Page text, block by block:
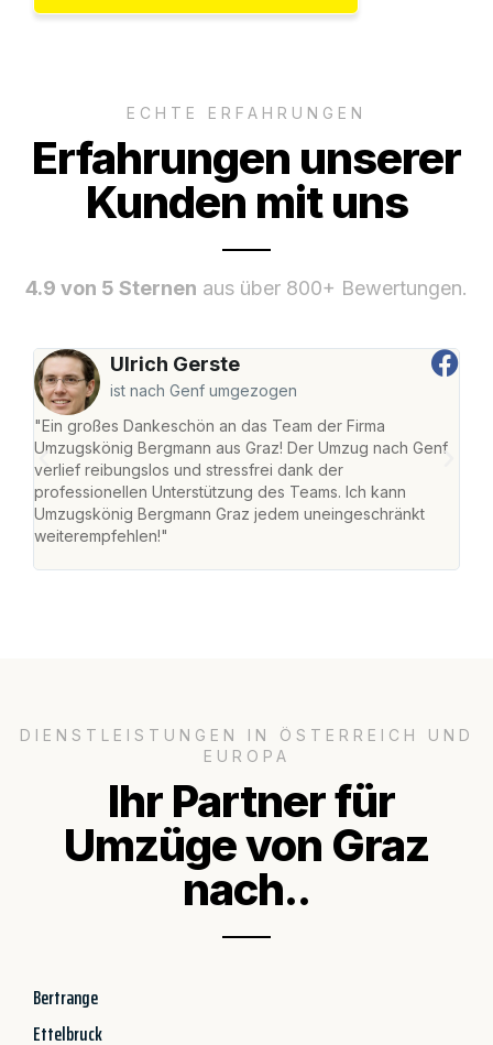
ECHTE ERFAHRUNGEN
Erfahrungen unserer
Kunden mit uns
4.9 von 5 Sternen aus über 800+ Bewertungen.
Ulrich Gerste
ist nach Genf umgezogen
"Ein großes Dankeschön an das Team der Firma
Umzugskönig Bergmann aus Graz! Der Umzug nach Genf
verlief reibungslos und stressfrei dank der
professionellen Unterstützung des Teams. Ich kann
Umzugskönig Bergmann Graz jedem uneingeschränkt
weiterempfehlen!"
DIENSTLEISTUNGEN IN ÖSTERREICH UND
EUROPA
Ihr Partner für
Umzüge von Graz
nach..
Bertrange
Ettelbruck